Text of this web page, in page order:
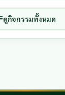
ดูกิจกรรมทั้งหมด